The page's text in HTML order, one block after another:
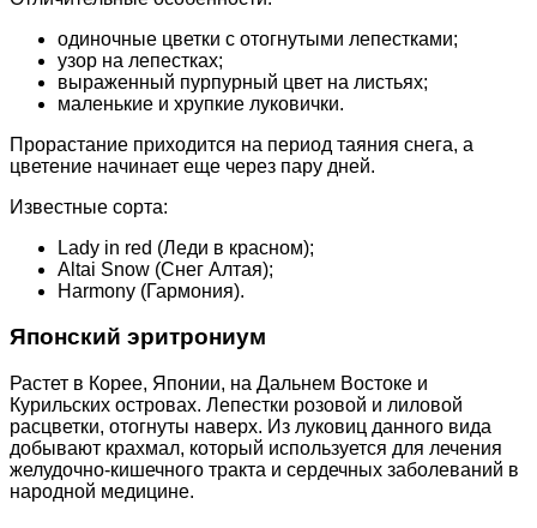
одиночные цветки с отогнутыми лепестками;
узор на лепестках;
выраженный пурпурный цвет на листьях;
маленькие и хрупкие луковички.
Прорастание приходится на период таяния снега, а
цветение начинает еще через пару дней.
Известные сорта:
Lady in red (Леди в красном);
Altai Snow (Снег Алтая);
Harmony (Гармония).
Японский эритрониум
Растет в Корее, Японии, на Дальнем Востоке и
Курильских островах. Лепестки розовой и лиловой
расцветки, отогнуты наверх. Из луковиц данного вида
добывают крахмал, который используется для лечения
желудочно-кишечного тракта и сердечных заболеваний в
народной медицине.